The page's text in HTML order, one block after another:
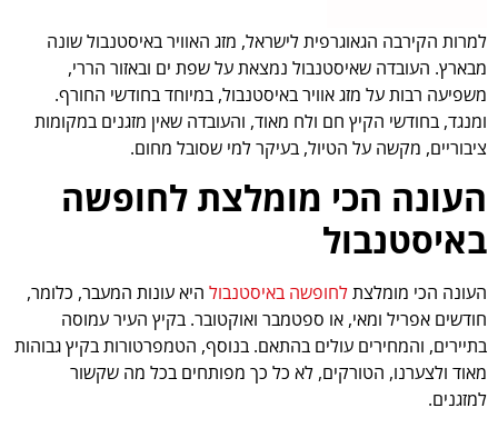
למרות הקירבה הגאוגרפית לישראל, מזג האוויר באיסטנבול שונה
מבארץ. העובדה שאיסטנבול נמצאת על שפת ים ובאזור הררי,
משפיעה רבות על מזג אוויר באיסטנבול, במיוחד בחודשי החורף.
ומנגד, בחודשי הקיץ חם ולח מאוד, והעובדה שאין מזגנים במקומות
ציבוריים, מקשה על הטיול, בעיקר למי שסובל מחום.
העונה הכי מומלצת לחופשה
באיסטנבול
העונה הכי מומלצתלחופשה באיסטנבול היא עונות המעבר, כלומר,
חודשים אפריל ומאי, או ספטמבר ואוקטובר. בקיץ העיר עמוסה
בתיירים, והמחירים עולים בהתאם. בנוסף, הטמפרטורות בקיץ גבוהות
מאוד ולצערנו, הטורקים, לא כל כך מפותחים בכל מה שקשור
למזגנים.